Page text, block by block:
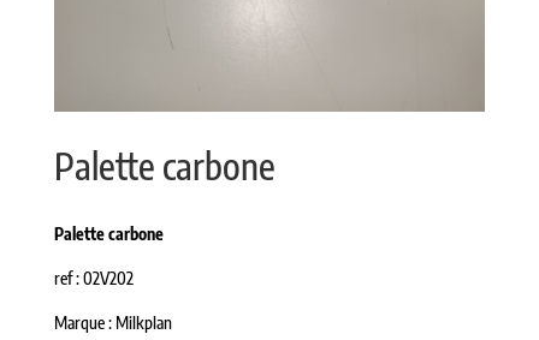
Palette carbone
Palette carbone
ref : 02V202
Marque : Milkplan